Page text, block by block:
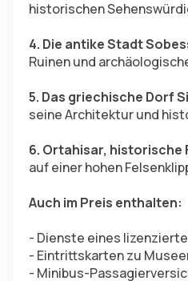
historischen
4. Die antike Stadt
Ruinen und
5. Das griechische Dorf
seine Architektur und
6. Ortahisar, historische
auf einer hohen
Auch im Preis enthalten:
- Dienste eines
- Eintrittskarten zu
- Minibus-